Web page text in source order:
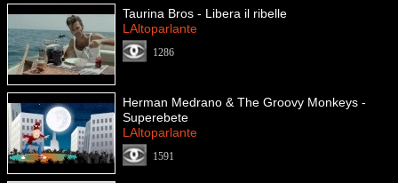
Taurina Bros - Libera il ribelle
LAltoparlante
1286
Herman Medrano & The Groovy Monkeys -
Superebete
LAltoparlante
1591